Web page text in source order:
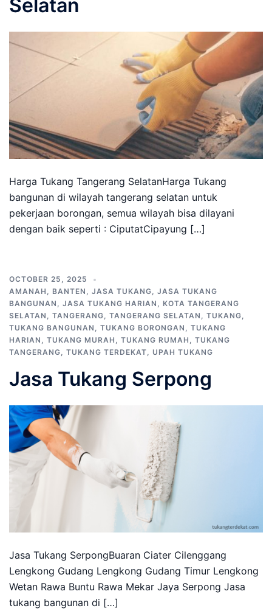
Selatan
Harga Tukang Tangerang SelatanHarga Tukang
bangunan di wilayah tangerang selatan untuk
pekerjaan borongan, semua wilayah bisa dilayani
dengan baik seperti : CiputatCipayung […]
OCTOBER 25, 2025
AMANAH , BANTEN , JASA TUKANG, JASA TUKANG
BANGUNAN , JASA TUKANG HARIAN , KOTA TANGERANG
SELATAN , TANGERANG, TANGERANG SELATAN , TUKANG,
TUKANG BANGUNAN , TUKANG BORONGAN , TUKANG
HARIAN , TUKANG MURAH , TUKANG RUMAH , TUKANG
TANGERANG, TUKANG TERDEKAT, UPAH TUKANG
Jasa Tukang Serpong
Jasa Tukang SerpongBuaran Ciater Cilenggang
Lengkong Gudang Lengkong Gudang Timur Lengkong
Wetan Rawa Buntu Rawa Mekar Jaya Serpong Jasa
tukang bangunan di […]